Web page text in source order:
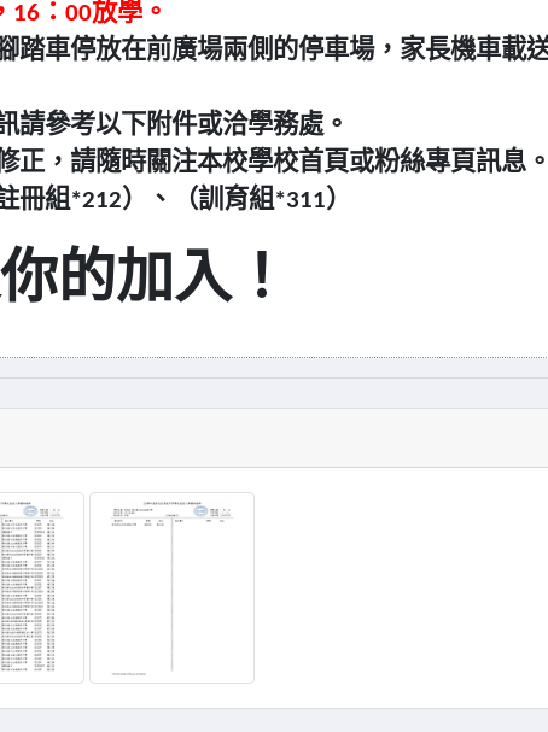
16：00放學。
踏車停放在前廣場兩側的停車場，家長機車載
請參考以下附件或洽學務處。
正，請隨時關注本校學校首頁或粉絲專頁訊息。
冊組*212）、（訓育組*311）
的加入！